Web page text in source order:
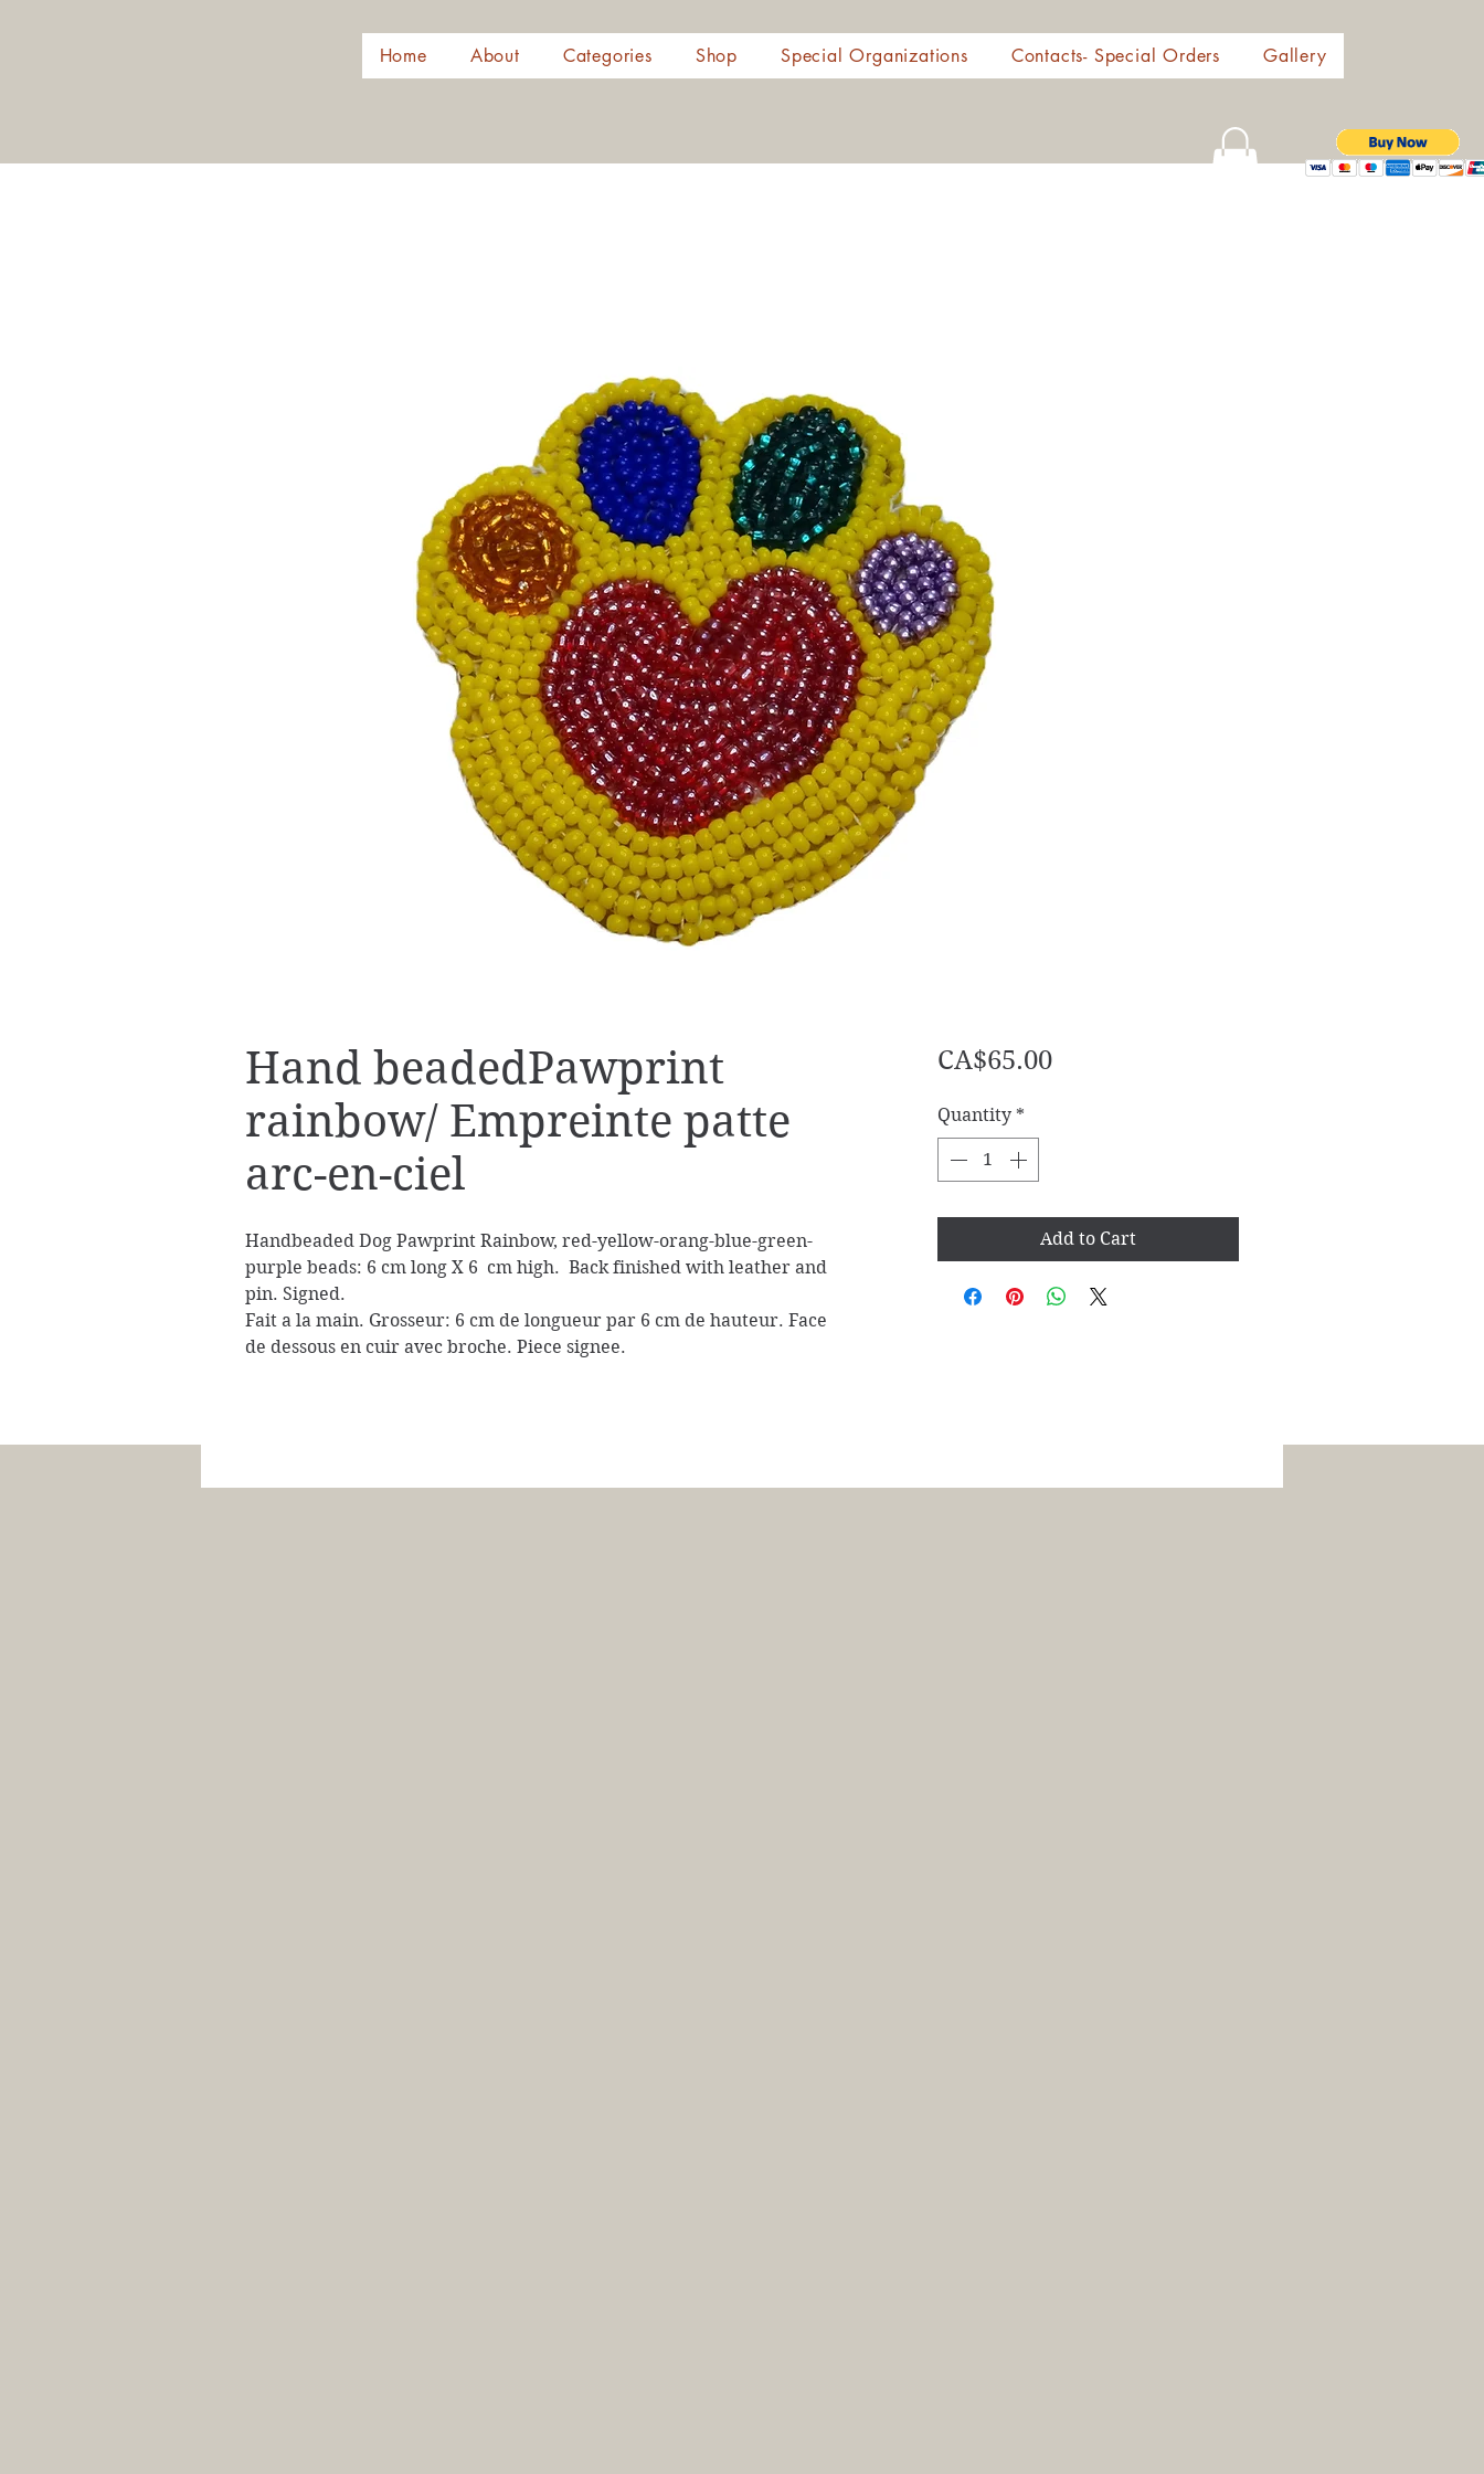
Home About Categories Shop Special Organizations Contacts- Special Orders Gallery
Hand beadedPawprint
rainbow/ Empreinte patte
arc-en-ciel
Handbeaded Dog Pawprint Rainbow, red-yellow-orang-blue-green-
purple beads: 6 cm long X 6 cm high. Back finished with leather and
pin. Signed.
Fait a la main. Grosseur: 6 cm de longueur par 6 cm de hauteur. Face
de dessous en cuir avec broche. Piece signee.
CA$65.00Price
Quantity *
Add to Cart